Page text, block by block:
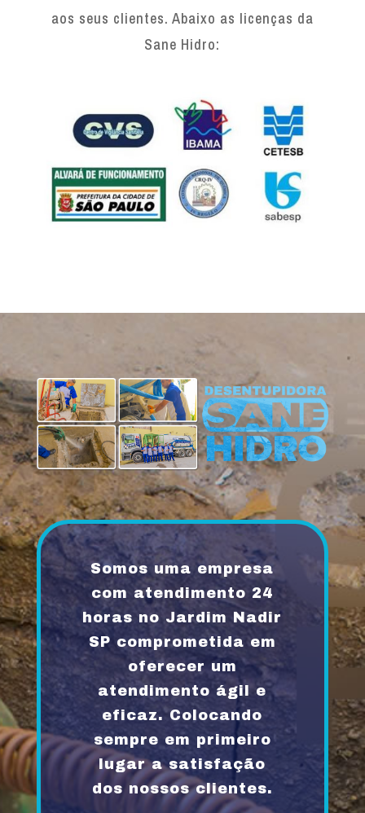
aos seus clientes. Abaixo as licenças da
Sane Hidro:
Somos uma empresa
com atendimento 24
horas no Jardim Nadir
SP comprometida em
oferecer um
atendimento ágil e
eficaz. Colocando
sempre em primeiro
lugar a satisfação
dos nossos clientes.